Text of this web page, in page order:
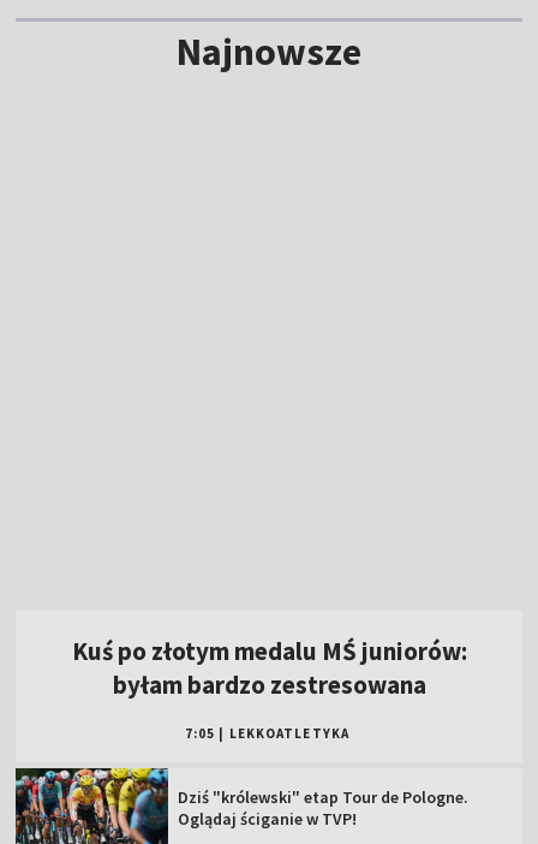
Najnowsze
Multi1Liga! Oglądaj transmisję sobotnich
meczów 3. kolejki!
Zawisza Bydgoszcz – Resovia [NA ŻYWO].